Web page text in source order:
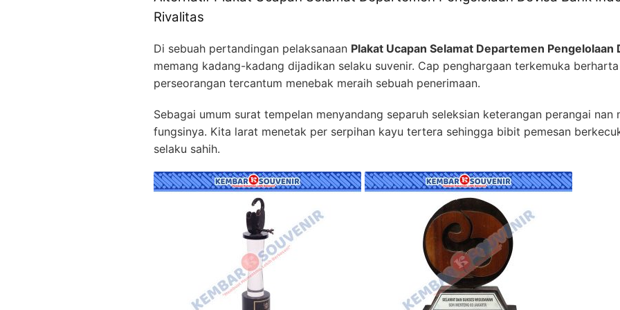
Rivalitas
Di sebuah pertandingan pelaksanaan Plakat Ucapan Selamat Departemen Pengelolaan
memang kadang-kadang dijadikan selaku suvenir. Cap penghargaan terkemuka
perseorangan tercantum menebak meraih sebuah penerimaan.
Sebagai umum surat tempelan menyandang separuh seleksian keterangan perangai nan
fungsinya. Kita larat menetak per serpihan kayu tertera sehingga bibit pemesan
selaku sahih.